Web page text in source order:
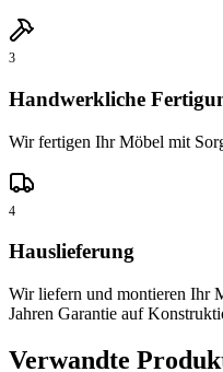
3
Handwerkliche
Wir fertigen Ihr Möbel mit
4
Hauslieferung
Wir liefern und montieren Ihr
Jahren Garantie auf
Verwandte